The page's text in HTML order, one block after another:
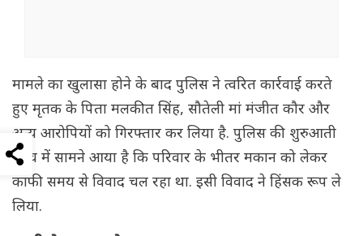
मामले का खुलासा होने के बाद पुलिस ने त्वरित कार्रवाई करते
हुए मृतक के पिता मलकीत सिंह, सौतेली मां मंजीत कौर और
अन्य आरोपियों को गिरफ्तार कर लिया है. पुलिस की शुरुआती
जांच में सामने आया है कि परिवार के भीतर मकान को लेकर
काफी समय से विवाद चल रहा था. इसी विवाद ने हिंसक रूप ले
लिया.